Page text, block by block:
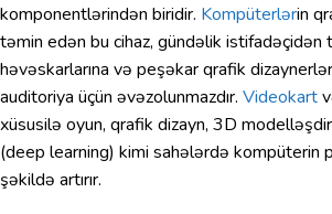
komponentlərindən biridir. Kompüterlərin
təmin edən bu cihaz, gündəlik istifadəçidən
həvəskarlarına və peşəkar qrafik
auditoriya üçün əvəzolunmazdır. Videokart
xüsusilə oyun, qrafik dizayn, 3D
(deep learning) kimi sahələrdə kompüterin
şəkildə artırır.